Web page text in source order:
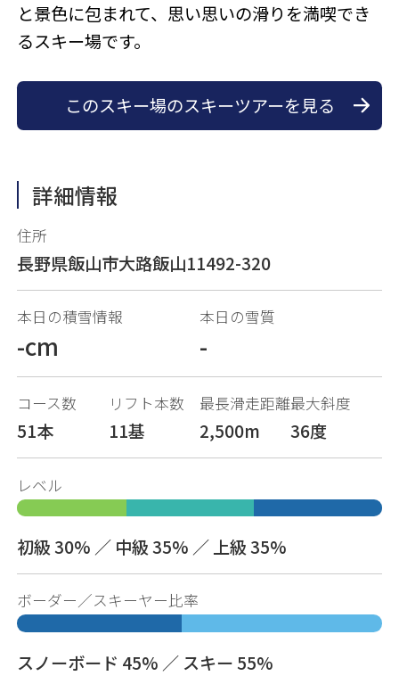
と景色に包まれて、思い思いの滑りを満喫でき
るスキー場です。
このスキー場のスキーツアーを見る
詳細情報
住所
長野県飯山市大路飯山11492-320
本日の積雪情報
-cm
本日の雪質
-
コース数
51本
リフト本数
11基
最長滑走距離
2,500m
最大斜度
36度
レベル
初級 30% ／ 中級 35% ／ 上級 35%
ボーダー／スキーヤー比率
スノーボード 45% ／ スキー 55%